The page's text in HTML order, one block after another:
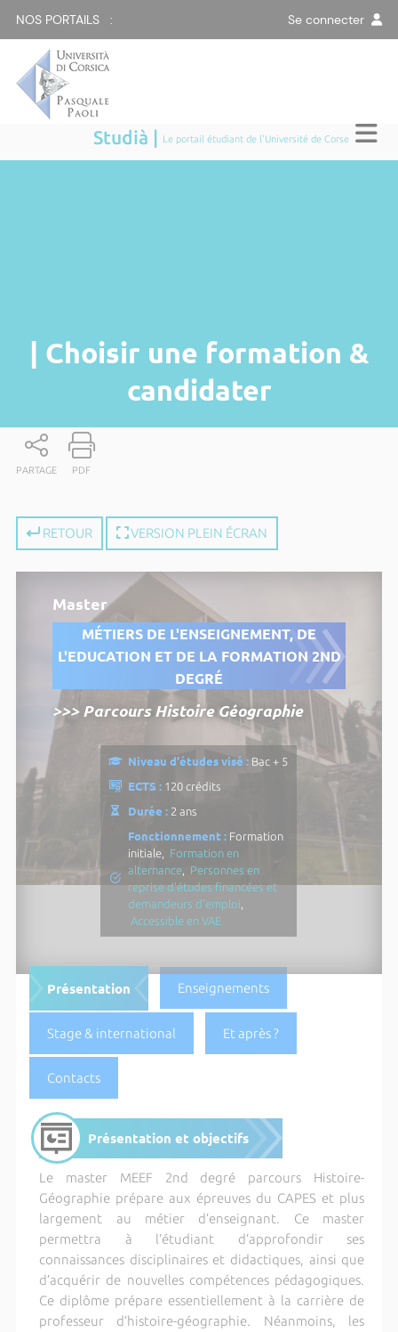
NOS PORTAILS : Se connecter
Studià | Le portail étudiant de l'Université de Corse
| Choisir une formation &
candidater
PARTAGE PDF
RETOUR VERSION PLEIN ÉCRAN
Master
MÉTIERS DE L'ENSEIGNEMENT, DE
L'EDUCATION ET DE LA FORMATION 2ND
DEGRÉ
>>> Parcours Histoire Géographie
Niveau d'études visé : Bac + 5
ECTS : 120 crédits
Durée : 2 ans
Fonctionnement : Formation
initiale, Formation en
alternance
Personnes en
reprise d'études financées et
demandeurs d'emploi
Accessible en VAE
Présentation Enseignements
Stage & international Et après ?
Contacts
Présentation et objectifs
Le master MEEF 2nd degré parcours Histoire-
Géographie prépare aux épreuves du CAPES et plus
largement au métier d’enseignant. Ce master
permettra à l’étudiant d’approfondir ses
connaissances disciplinaires et didactiques, ainsi que
d’acquérir de nouvelles compétences pédagogiques.
Ce diplôme prépare essentiellement à la carrière de
professeur d’histoire-géographie. Néanmoins, les